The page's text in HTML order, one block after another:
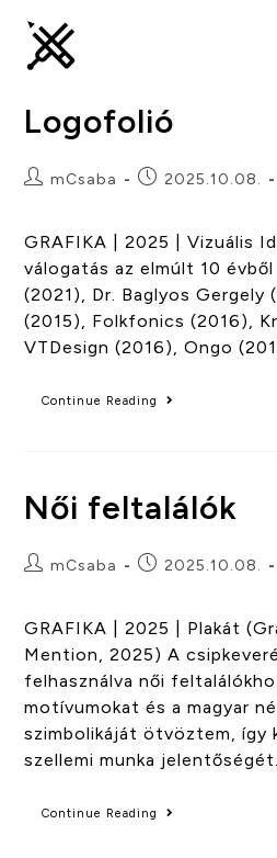
Logofolió
mCsaba 2025.10.08.
GRAFIKA | 2025 | Vizuális
válogatás az elmúlt 10
(2021), Dr. Baglyos Gergely
(2015), Folkfonics (2016),
VTDesign (2016), Ongo
Continue Reading
Női feltalálók
mCsaba 2025.10.08.
GRAFIKA | 2025 | Plakát
Mention, 2025) A
felhasználva női
motívumokat és a magyar
szimbolikáját ötvöztem, így
szellemi munka
Continue Reading